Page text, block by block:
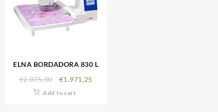
ELNA BORDADORA 830 L
€2.075,00 €1.971,25
Add to cart